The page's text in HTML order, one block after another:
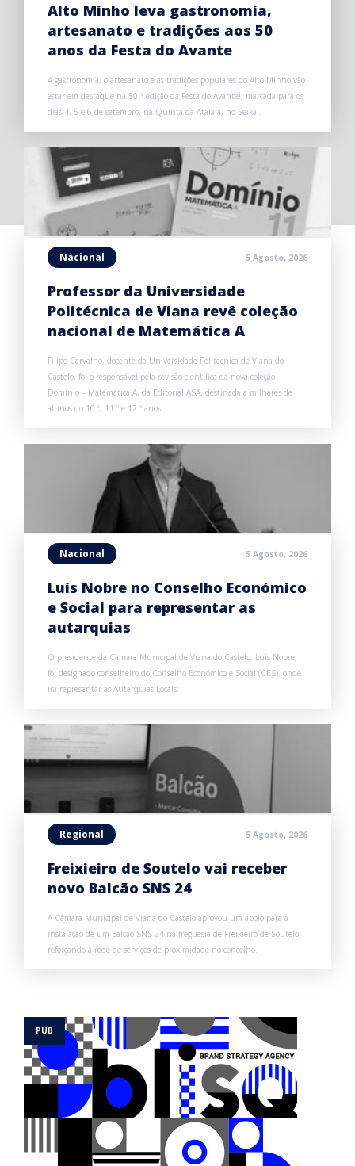
Alto Minho leva gastronomia,
artesanato e tradições aos 50
anos da Festa do Avante
A gastronomia, o artesanato e as tradições populares do Alto Minho vão
estar em destaque na 50.ª edição da Festa do Avante!, marcada para os
dias 4, 5 e 6 de setembro, na Quinta da Atalaia, no Seixal.
Nacional 5 Agosto, 2026
Professor da Universidade
Politécnica de Viana revê coleção
nacional de Matemática A
Filipe Carvalho, docente da Universidade Politécnica de Viana do
Castelo, foi o responsável pela revisão científica da nova coleção
Domínio – Matemática A, da Editorial ASA, destinada a milhares de
alunos do 10.º, 11.º e 12.º anos.
Nacional 5 Agosto, 2026
Luís Nobre no Conselho Económico
e Social para representar as
autarquias
O presidente da Câmara Municipal de Viana do Castelo, Luís Nobre,
foi designado conselheiro do Conselho Económico e Social (CES), onde
irá representar as Autarquias Locais.
Regional 5 Agosto, 2026
Freixieiro de Soutelo vai receber
novo Balcão SNS 24
A Câmara Municipal de Viana do Castelo aprovou um apoio para a
instalação de um Balcão SNS 24 na freguesia de Freixieiro de Soutelo,
reforçando a rede de serviços de proximidade no concelho.